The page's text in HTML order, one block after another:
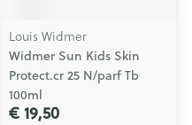
Louis Widmer
Widmer Sun Kids Skin
Protect.cr 25 N/parf Tb
100ml
€ 19,50